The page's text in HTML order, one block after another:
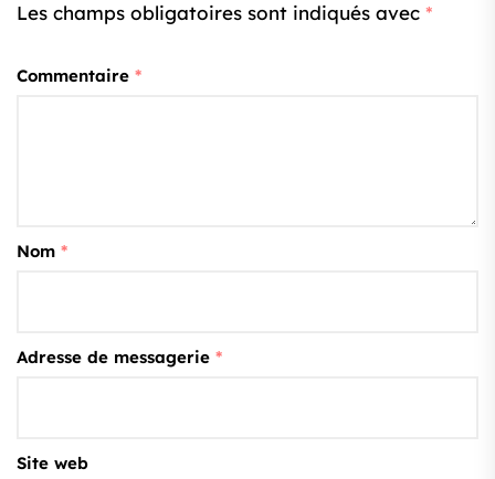
Les champs obligatoires sont indiqués avec *
Commentaire *
Nom *
Adresse de messagerie *
Site web